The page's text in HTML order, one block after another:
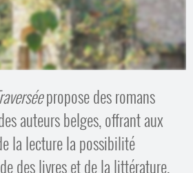
Comprendre et parler
Bienvenue en Belgique
Trouver un lieu d’alphabétisation
propose des romans
auteurs belges, offrant aux
la lecture la possibilité
des livres et de la littérature.